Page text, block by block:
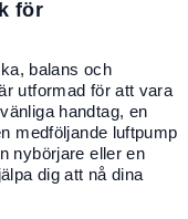
för
balans och
utformad för att vara
handtag, en
medföljande luftpump
nybörjare eller en
dig att nå dina